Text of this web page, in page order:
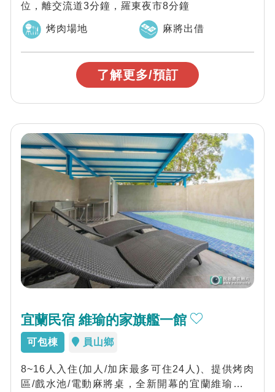
位，離交流道3分鐘，羅東夜市8分鐘
烤肉場地 麻將出借
了解更多/預訂
宜蘭民宿 維瑜的家旗艦一館
可包棟 員山鄉
8~16人入住(加人/加床最多可住24人)、提供烤肉
區/戲水池/電動麻將桌，全新開幕的宜蘭維瑜的家